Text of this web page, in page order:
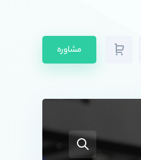
مشاوره